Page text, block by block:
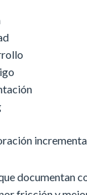
documentan